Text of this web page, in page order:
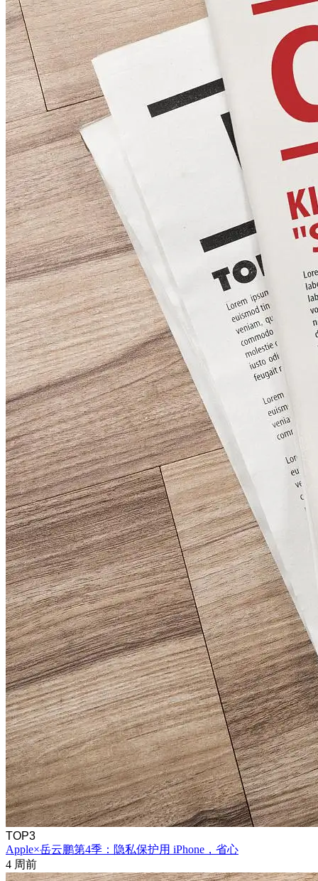
TOP3
Apple×岳云鹏第4季：隐私保护用 iPhone，省心
4 周前